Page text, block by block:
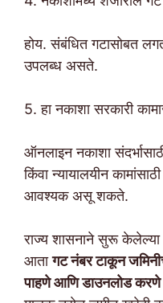
होय. संबंधित गटासोबत
उपलब्ध असते.
5. हा नकाशा सरकारी
ऑनलाइन नकाशा
किंवा न्यायालयीन
आवश्यक असू शकते.
राज्य शासनाने सुरू
आतागट नंबर टाकून
पाहणे आणि डाउनलोड